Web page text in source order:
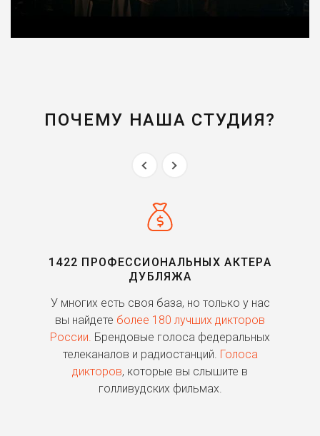
ПОЧЕМУ НАША СТУДИЯ?
1422 ПРОФЕССИОНАЛЬНЫХ АКТЕРА
ДУБЛЯЖА
У многих есть своя база, но только у нас
вы найдете более 180 лучших дикторов
России. Брендовые голоса федеральных
телеканалов и радиостанций. Голоса
дикторов, которые вы слышите в
голливудских фильмах.